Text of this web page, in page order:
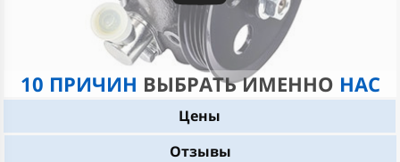
10 ПРИЧИН ВЫБРАТЬ ИМЕННО НАС
Цены
Отзывы